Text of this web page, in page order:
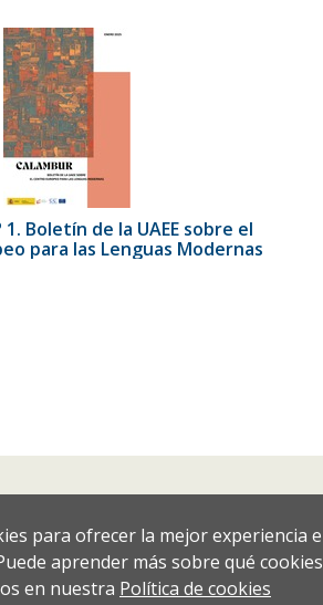
1. Boletín de la UAEE sobre el
para las Lenguas Modernas
para ofrecer la mejor experiencia
aprender más sobre qué cookies
en nuestra Política de cookies